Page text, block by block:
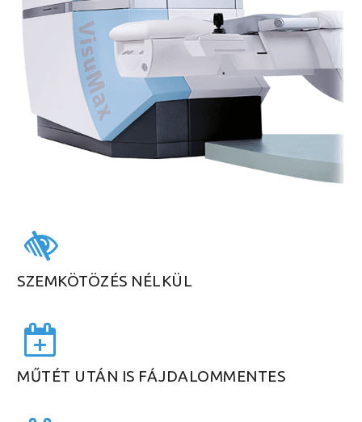
SZEMKÖTÖZÉS NÉLKÜL
MŰTÉT UTÁN IS FÁJDALOMMENTES